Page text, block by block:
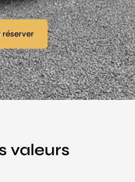
valeurs